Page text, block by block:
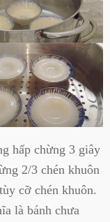
hấp chừng 3 giây
2/3 chén khuôn
cỡ chén khuôn.
là bánh chưa